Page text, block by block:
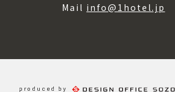
Mail info@1hotel.jp
produced by